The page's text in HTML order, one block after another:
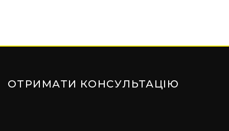
ОТРИМАТИ КОНСУЛЬТАЦІЮ